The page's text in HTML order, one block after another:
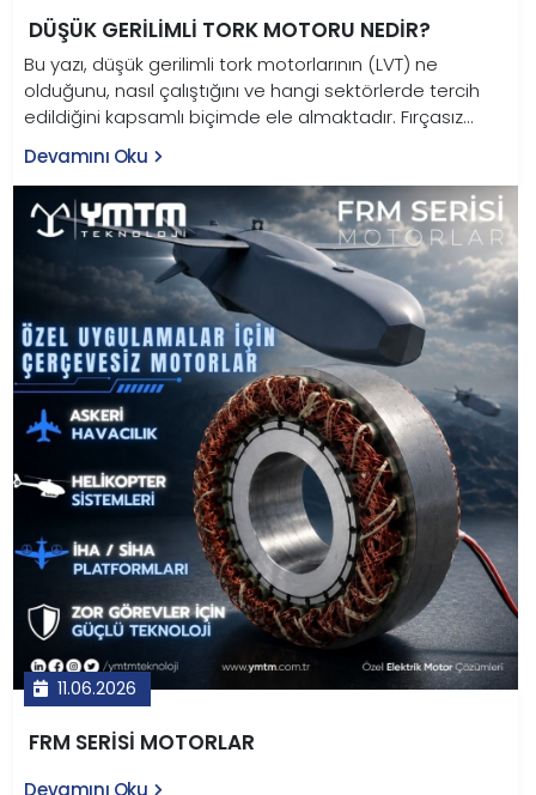
DÜŞÜK GERILIMLI TORK MOTORU NEDIR?
Bu yazı, düşük gerilimli tork motorlarının (LVT) ne
olduğunu, nasıl çalıştığını ve hangi sektörlerde tercih
edildiğini kapsamlı biçimde ele almaktadır. Fırçasız
sürekli mıknatıslı senkron motor mimarisine sahip LVT
motorlar; 12V–48V arasında çalışarak redüktöre ihtiyaç
duymadan yüksek moment üretir. Savunma sanayi,
endüstriyel robotik, tarım makineleri, elektrikli taşıtlar ve
medikal ekipman başta olmak üzere pek çok kritik
alanda kullanılan bu motorlar; dişli boşluğu olmaması,
sessiz çalışma, düşük bakım maliyeti ve uzun ömür gibi
avantajlarıyla geleneksel motor-redüktör
kombinasyonlarına üstün gelir. YMTM Teknoloji'nin yerli
tasarım ve üretim anlayışıyla geliştirdiği LVT serisi
motorlar, Türkiye'nin kritik teknoloji ihtiyaçlarına
rekabetçi çözümler sunmaktadır.
Devamını Oku
11.06.2026
FRM SERİSİ MOTORLAR